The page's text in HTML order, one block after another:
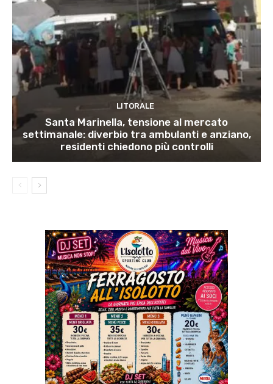
LITORALE
Santa Marinella, tensione al mercato
settimanale: diverbio tra ambulanti e anziano,
residenti chiedono più controlli